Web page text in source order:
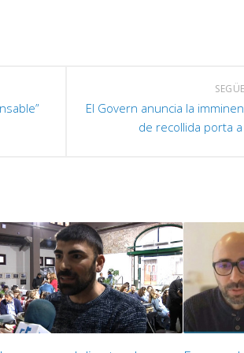
El Govern anuncia la
de recollida porta